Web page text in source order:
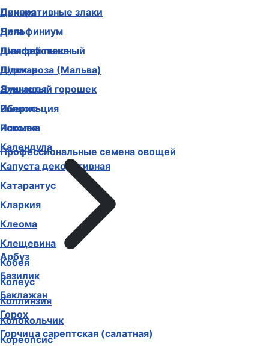
Декоративные злаки
Дельфиниум
Диморфотека
Дурман
Душистый горошек
Иберис
Ипомея
Календула
Капуста декоративная
Катарантус
Кларкия
Клеома
Клещевина
Кобея
Колеус
Коллинзия
Колокольчик
Кореопсис
Цинния
Чина
Шалфей пышный
Шток-роза (Мальва)
Эхинацея
Эшшольция
Ясколка
Профессиональные семена овощей
Арбуз
Базилик
Баклажан
Горох
Горчица сарептская (салатная)